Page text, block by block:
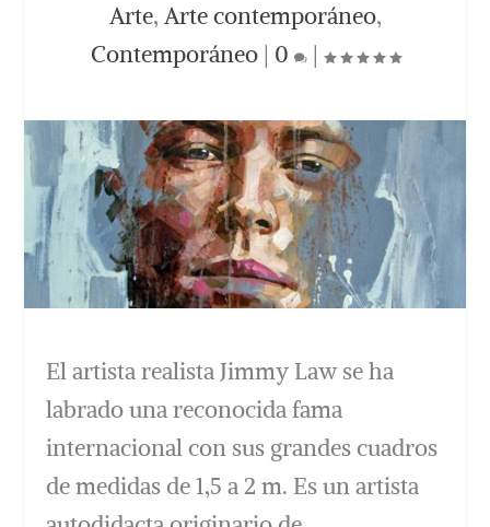
Arte, Arte contemporáneo,
Contemporáneo| 0 |
El artista realista Jimmy Law se ha
labrado una reconocida fama
internacional con sus grandes cuadros
de medidas de 1,5 a 2 m. Es un artista